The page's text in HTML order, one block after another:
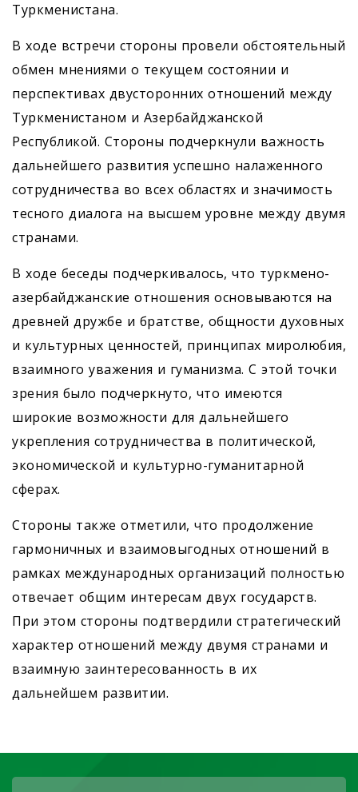
Туркменистана.
В ходе встречи стороны провели обстоятельный
обмен мнениями о текущем состоянии и
перспективах двусторонних отношений между
Туркменистаном и Азербайджанской
Республикой. Стороны подчеркнули важность
дальнейшего развития успешно налаженного
сотрудничества во всех областях и значимость
тесного диалога на высшем уровне между двумя
странами.
В ходе беседы подчеркивалось, что туркмено-
азербайджанские отношения основываются на
древней дружбе и братстве, общности духовных
и культурных ценностей, принципах миролюбия,
взаимного уважения и гуманизма. С этой точки
зрения было подчеркнуто, что имеются
широкие возможности для дальнейшего
укрепления сотрудничества в политической,
экономической и культурно-гуманитарной
сферах.
Стороны также отметили, что продолжение
гармоничных и взаимовыгодных отношений в
рамках международных организаций полностью
отвечает общим интересам двух государств.
При этом стороны подтвердили стратегический
характер отношений между двумя странами и
взаимную заинтересованность в их
дальнейшем развитии.